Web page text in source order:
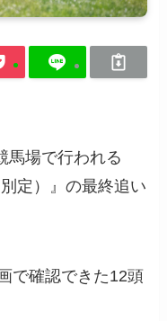
馬場で行われる
定）』の最終追い
で確認できた12頭